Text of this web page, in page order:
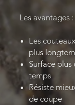
Les avantages :
Les
plus
Surface
temps
Résiste
de coupe